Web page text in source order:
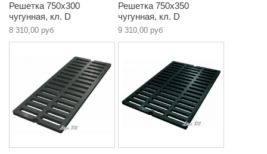
Решетка 750х300
чугунная, кл. D
8 310,00 руб
Решетка 750х350
чугунная, кл. D
9 310,00 руб